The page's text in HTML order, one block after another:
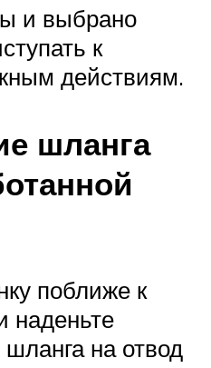
и выбрано
к
действиям.
шланга
поближе к
наденьте
на отвод